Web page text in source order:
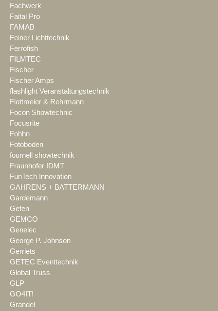
Fachwerk
Faital Pro
FAMAB
Feiner Lichttechnik
Ferrofish
FILMTEC
Fischer
Fischer Amps
flashlight Veranstaltungstechnik
Flottmeier & Rehrmann
Focon Showtechnic
Focusrite
Fohhn
Fotoboden
fournell showtechnik
Fraunhofer IDMT
FunTech Innovation
GAHRENS + BATTERMANN
Gardemann
Gefen
GEMCO
Genelec
George P. Johnson
Gerriets
GETEC Eventtechnik
Global Truss
GLP
GO4IT!
Grandel